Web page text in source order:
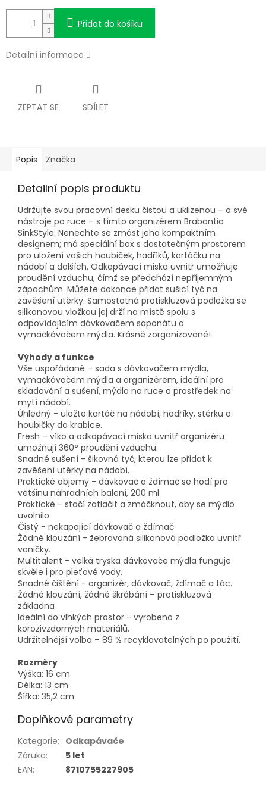
Přidat do košíku
Detailní informace
ZEPTAT SE SDÍLET
Popis Značka
Detailní popis produktu
Udržujte svou pracovní desku čistou a uklizenou – a své
nástroje po ruce – s tímto organizérem Brabantia
SinkStyle. Nenechte se zmást jeho kompaktním
designem; má speciální box s dostatečným prostorem
pro uložení vašich houbiček, hadříků, kartáčku na
nádobí a dalších. Odkapávací miska uvnitř umožňuje
proudění vzduchu, čímž se předchází nepříjemným
zápachům. Můžete dokonce přidat sušicí tyč na
zavěšení utěrky. Samostatná protiskluzová podložka se
silikonovou vložkou jej drží na místě spolu s
odpovídajícím dávkovačem saponátu a
vymačkávačem mýdla. Krásně zorganizované!
Výhody a funkce
Vše uspořádané – sada s dávkovačem mýdla,
vymačkávačem mýdla a organizérem, ideální pro
skladování a sušení, mýdlo na ruce a prostředek na
mytí nádobí.
Úhledný - uložte kartáč na nádobí, hadříky, stěrku a
houbičky do krabice.
Fresh – víko a odkapávací miska uvnitř organizéru
umožňují 360° proudění vzduchu.
Snadné sušení - šikovná tyč, kterou lze přidat k
zavěšení utěrky na nádobí.
Praktické objemy - dávkovač a ždímač se hodí pro
většinu náhradních balení, 200 ml.
Praktické - stačí zatlačit a zmáčknout, aby se mýdlo
uvolnilo.
Čistý - nekapající dávkovač a ždímač
Žádné klouzání - žebrovaná silikonová podložka uvnitř
vaničky.
Multitalent - velká tryska dávkovače mýdla funguje
skvěle i pro pleťové vody.
Snadné čištění - organizér, dávkovač, ždímač a tác.
Žádné klouzání, žádné škrábání – protiskluzová
základna
Ideální do vlhkých prostor - vyrobeno z
korozivzdorných materiálů.
Udržitelnější volba – 89 % recyklovatelných po použití.
Rozměry
Výška: 16 cm
Délka: 13 cm
Šířka: 35,2 cm
Doplňkové parametry
Kategorie: Odkapávače
Záruka:
5 let
EAN: 8710755227905